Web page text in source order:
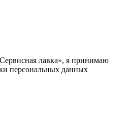
лавка», я принимаю
персональных данных